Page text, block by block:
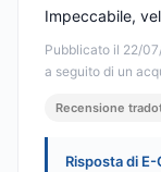
Pubblicato il 22/
a seguito di un
Impeccabile,
Recensione
Risposta di